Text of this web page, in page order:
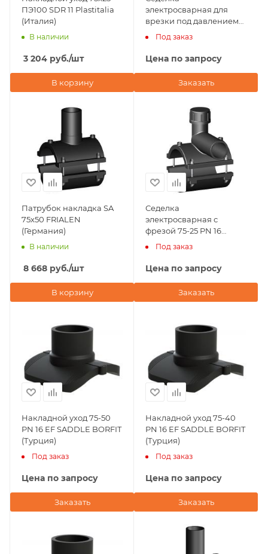
ПЭ100 SDR 11 Plastitalia
(Италия)
В наличии
3 204 руб./шт
В корзину
электросварная для
врезки под давлением
75х20 NTG Plastik
(Турция)
Под заказ
Цена по запросу
Заказать
Патрубок накладка SA
75х50 FRIALEN
(Германия)
В наличии
8 668 руб./шт
В корзину
Седелка
электросварная с
фрезой 75-25 PN 16
TAPPING TEE WITHOUT
VALVE-360' BORFIT
(Турция)
Под заказ
Цена по запросу
Заказать
Накладной уход 75-50
PN 16 EF SADDLE BORFIT
(Турция)
Под заказ
Цена по запросу
Заказать
Накладной уход 75-40
PN 16 EF SADDLE BORFIT
(Турция)
Под заказ
Цена по запросу
Заказать